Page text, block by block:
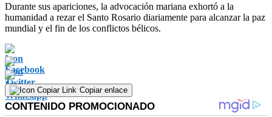
Durante sus apariciones, la advocación mariana exhortó a la
humanidad a rezar el Santo Rosario diariamente para alcanzar la paz
mundial y el fin de los conflictos bélicos.
Copiar enlace